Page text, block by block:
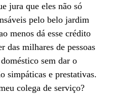
jura que eles não só
pelo belo jardim
menos dá esse crédito
das milhares de pessoas
sem dar o
simpáticas e prestativas.
colega de serviço?